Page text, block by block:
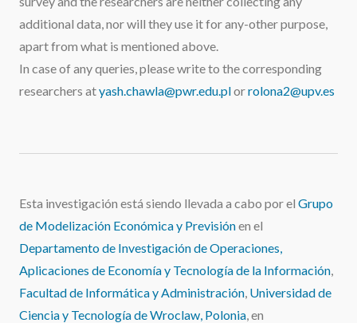
additional data, nor will they use it for any-other purpose,
apart from what is mentioned above.
In case of any queries, please write to the corresponding
researchers atyash.chawla@pwr.edu.plorrolona2@upv.es
Esta investigación está siendo llevada a cabo por el Grupo
de Modelización Económica y Previsiónen el
Departamento de Investigación de Operaciones,
Aplicaciones de Economía y Tecnología de la Información,
Facultad de Informática y Administración, Universidad de
Ciencia y Tecnología de Wroclaw, Polonia, en